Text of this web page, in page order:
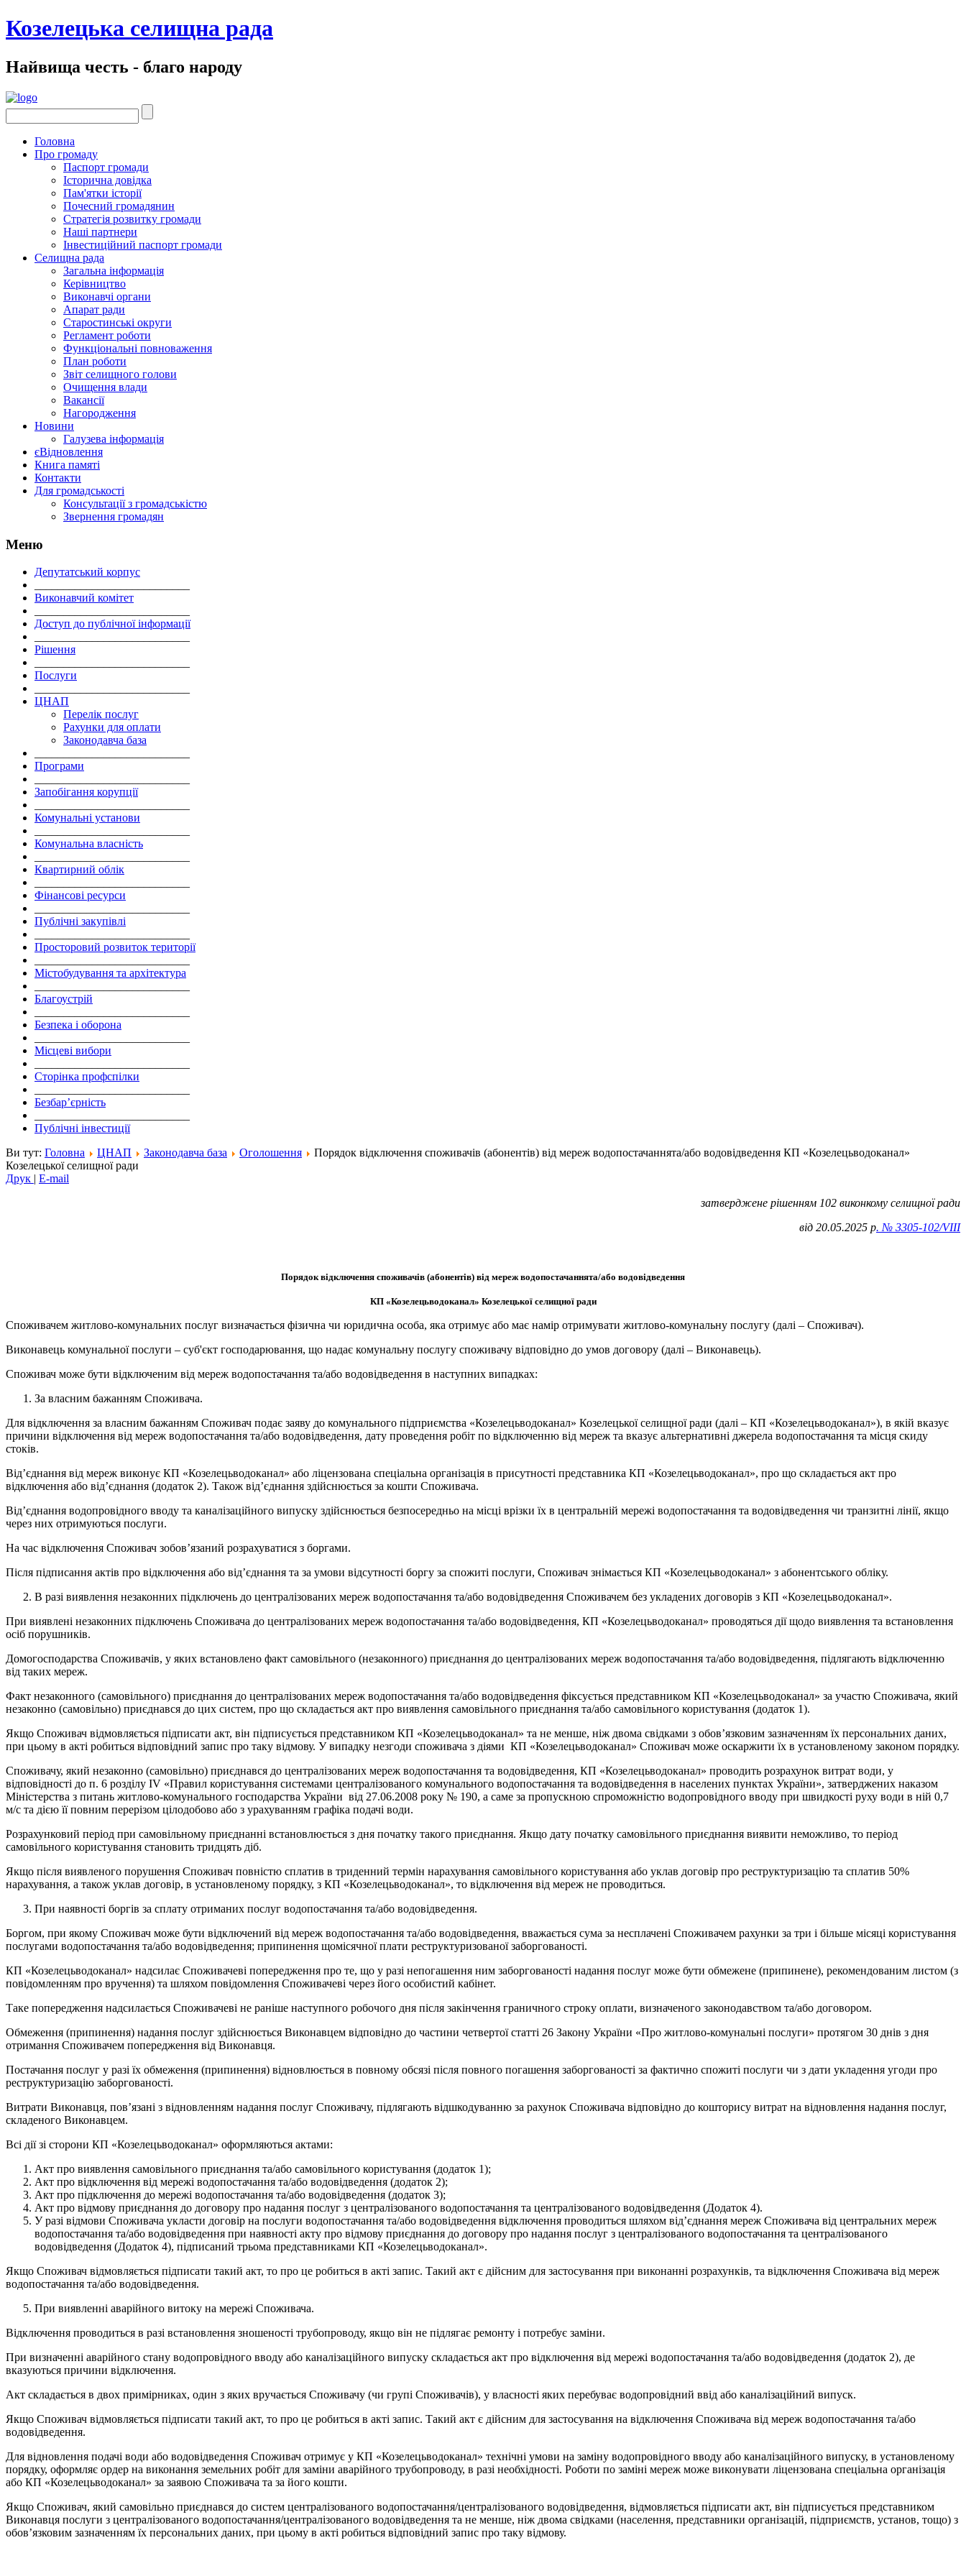
Козелецька селищна рада
Найвища честь - благо народу
Головна
Про громаду
Паспорт громади
Історична довідка
Пам'ятки історії
Почесний громадянин
Стратегія розвитку громади
Наші партнери
Інвестиційний паспорт громади
Селищна рада
Загальна інформація
Керівництво
Виконавчі органи
Апарат ради
Старостинські округи
Регламент роботи
Функціональні повноваження
План роботи
Звіт селищного голови
Очищення влади
Вакансії
Нагородження
Новини
Галузева інформація
єВідновлення
Книга памяті
Контакти
Для громадськості
Консультації з громадськістю
Звернення громадян
Меню
Депутатський корпус
Виконавчий комітет
Доступ до публічної інформації
Рішення
Послуги
ЦНАП
Перелік послуг
Рахунки для оплати
Законодавча база
Програми
Запобігання корупції
Комунальні установи
Комунальна власність
Квартирний облік
Фінансові ресурси
Публічні закупівлі
Просторовий розвиток території
Містобудування та архітектура
Благоустрій
Безпека і оборона
Місцеві вибори
Сторінка профспілки
Безбар’єрність
Публічні інвестиції
Ви тут: Головна ЦНАП Законодавча база Оголошення
Порядок відключення споживачів (абонентів) від мереж водопостачаннята/або водовідведення КП «Козелецьводоканал»
Козелецької селищної ради
Друк | E-mail
затверджене рішенням 102 виконкому селищної ради
від 20.05.2025 р. № 3305-102/VIII
Порядок відключення споживачів (абонентів) від мереж водопостачаннята/або водовідведення
КП «Козелецьводоканал» Козелецької селищної ради
Споживачем житлово-комунальних послуг визначається фізична чи юридична особа, яка отримує або має намір отримувати житлово-комунальну послугу (далі – Споживач).
Виконавець комунальної послуги – суб'єкт господарювання, що надає комунальну послугу споживачу відповідно до умов договору (далі – Виконавець).
Споживач може бути відключеним від мереж водопостачання та/або водовідведення в наступних випадках:
За власним бажанням Споживача.
Для відключення за власним бажанням Споживач подає заяву до комунального підприємства «Козелецьводоканал» Козелецької селищної ради (далі – КП «Козелецьводоканал»), в якій вказує
причини відключення від мереж водопостачання та/або водовідведення, дату проведення робіт по відключенню від мереж та вказує альтернативні джерела водопостачання та місця скиду
стоків.
Від’єднання від мереж виконує КП «Козелецьводоканал» або ліцензована спеціальна організація в присутності представника КП «Козелецьводоканал», про що складається акт про
відключення або від’єднання (додаток 2). Також від’єднання здійснюється за кошти Споживача.
Від’єднання водопровідного вводу та каналізаційного випуску здійснюється безпосередньо на місці врізки їх в центральній мережі водопостачання та водовідведення чи транзитні лінії, якщо
через них отримуються послуги.
На час відключення Споживач зобов’язаний розрахуватися з боргами.
Після підписання актів про відключення або від’єднання та за умови відсутності боргу за спожиті послуги, Споживач знімається КП «Козелецьводоканал» з абонентського обліку.
В разі виявлення незаконних підключень до централізованих мереж водопостачання та/або водовідведення Споживачем без укладених договорів з КП «Козелецьводоканал».
При виявлені незаконних підключень Споживача до централізованих мереж водопостачання та/або водовідведення, КП «Козелецьводоканал» проводяться дії щодо виявлення та встановлення
осіб порушників.
Домогосподарства Споживачів, у яких встановлено факт самовільного (незаконного) приєднання до централізованих мереж водопостачання та/або водовідведення, підлягають відключенню
від таких мереж.
Факт незаконного (самовільного) приєднання до централізованих мереж водопостачання та/або водовідведення фіксується представником КП «Козелецьводоканал» за участю Споживача, який
незаконно (самовільно) приєднався до цих систем, про що складається акт про виявлення самовільного приєднання та/або самовільного користування (додаток 1).
Якщо Споживач відмовляється підписати акт, він підписується представником КП «Козелецьводоканал» та не менше, ніж двома свідками з обов’язковим зазначенням їх персональних даних,
при цьому в акті робиться відповідний запис про таку відмову. У випадку незгоди споживача з діями КП «Козелецьводоканал» Споживач може оскаржити їх в установленому законом порядку.
Споживачу, який незаконно (самовільно) приєднався до централізованих мереж водопостачання та водовідведення, КП «Козелецьводоканал» проводить розрахунок витрат води, у
відповідності до п. 6 розділу IV «Правил користування системами централізованого комунального водопостачання та водовідведення в населених пунктах України», затверджених наказом
Міністерства з питань житлово-комунального господарства України від 27.06.2008 року № 190, а саме за пропускною спроможністю водопровідного вводу при швидкості руху води в ній 0,7
м/с та дією її повним перерізом цілодобово або з урахуванням графіка подачі води.
Розрахунковий період при самовільному приєднанні встановлюється з дня початку такого приєднання. Якщо дату початку самовільного приєднання виявити неможливо, то період
самовільного користування становить тридцять діб.
Якщо після виявленого порушення Споживач повністю сплатив в триденний термін нарахування самовільного користування або уклав договір про реструктуризацію та сплатив 50%
нарахування, а також уклав договір, в установленому порядку, з КП «Козелецьводоканал», то відключення від мереж не проводиться.
При наявності боргів за сплату отриманих послуг водопостачання та/або водовідведення.
Боргом, при якому Споживач може бути відключений від мереж водопостачання та/або водовідведення, вважається сума за несплачені Споживачем рахунки за три і більше місяці користування
послугами водопостачання та/або водовідведення; припинення щомісячної плати реструктуризованої заборгованості.
КП «Козелецьводоканал» надсилає Споживачеві попередження про те, що у разі непогашення ним заборгованості надання послуг може бути обмежене (припинене), рекомендованим листом (з
повідомленням про вручення) та шляхом повідомлення Споживачеві через його особистий кабінет.
Таке попередження надсилається Споживачеві не раніше наступного робочого дня після закінчення граничного строку оплати, визначеного законодавством та/або договором.
Обмеження (припинення) надання послуг здійснюється Виконавцем відповідно до частини четвертої статті 26 Закону України «Про житлово-комунальні послуги» протягом 30 днів з дня
отримання Споживачем попередження від Виконавця.
Постачання послуг у разі їх обмеження (припинення) відновлюється в повному обсязі після повного погашення заборгованості за фактично спожиті послуги чи з дати укладення угоди про
реструктуризацію заборгованості.
Витрати Виконавця, пов’язані з відновленням надання послуг Споживачу, підлягають відшкодуванню за рахунок Споживача відповідно до кошторису витрат на відновлення надання послуг,
складеного Виконавцем.
Всі дії зі сторони КП «Козелецьводоканал» оформляються актами:
Акт про виявлення самовільного приєднання та/або самовільного користування (додаток 1);
Акт про відключення від мережі водопостачання та/або водовідведення (додаток 2);
Акт про підключення до мережі водопостачання та/або водовідведення (додаток 3);
Акт про відмову приєднання до договору про надання послуг з централізованого водопостачання та централізованого водовідведення (Додаток 4).
У разі відмови Споживача укласти договір на послуги водопостачання та/або водовідведення відключення проводиться шляхом від’єднання мереж Споживача від центральних мереж
водопостачання та/або водовідведення при наявності акту про відмову приєднання до договору про надання послуг з централізованого водопостачання та централізованого
водовідведення (Додаток 4), підписаний трьома представниками КП «Козелецьводоканал».
Якщо Споживач відмовляється підписати такий акт, то про це робиться в акті запис. Такий акт є дійсним для застосування при виконанні розрахунків, та відключення Споживача від мереж
водопостачання та/або водовідведення.
При виявленні аварійного витоку на мережі Споживача.
Відключення проводиться в разі встановлення зношеності трубопроводу, якщо він не підлягає ремонту і потребує заміни.
При визначенні аварійного стану водопровідного вводу або каналізаційного випуску складається акт про відключення від мережі водопостачання та/або водовідведення (додаток 2), де
вказуються причини відключення.
Акт складається в двох примірниках, один з яких вручається Споживачу (чи групі Споживачів), у власності яких перебуває водопровідний ввід або каналізаційний випуск.
Якщо Споживач відмовляється підписати такий акт, то про це робиться в акті запис. Такий акт є дійсним для застосування на відключення Споживача від мереж водопостачання та/або
водовідведення.
Для відновлення подачі води або водовідведення Споживач отримує у КП «Козелецьводоканал» технічні умови на заміну водопровідного вводу або каналізаційного випуску, в установленому
порядку, оформляє ордер на виконання земельних робіт для заміни аварійного трубопроводу, в разі необхідності. Роботи по заміні мереж може виконувати ліцензована спеціальна організація
або КП «Козелецьводоканал» за заявою Споживача та за його кошти.
Якщо Споживач, який самовільно приєднався до систем централізованого водопостачання/централізованого водовідведення, відмовляється підписати акт, він підписується представником
Виконавця послуги з централізованого водопостачання/централізованого водовідведення та не менше, ніж двома свідками (населення, представники організацій, підприємств, установ, тощо) з
обов’язковим зазначенням їх персональних даних, при цьому в акті робиться відповідний запис про таку відмову.